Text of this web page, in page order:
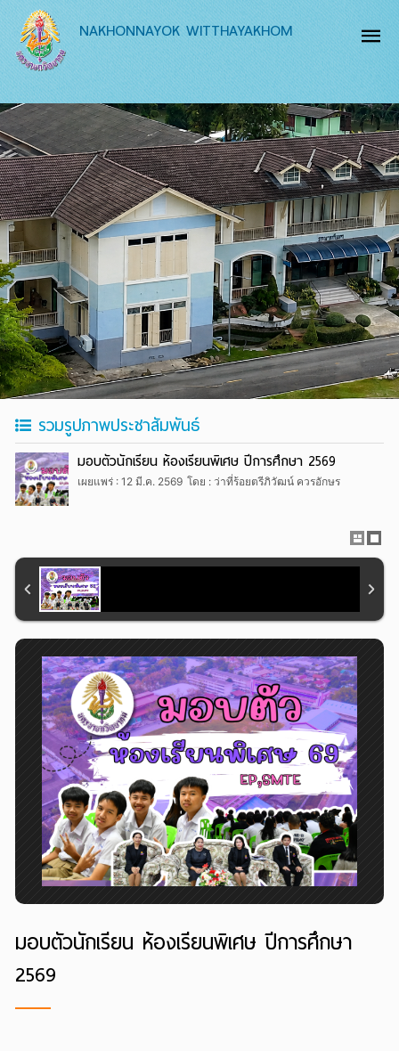
NAKHONNAYOK WITTHAYAKHOM
รวมรูปภาพประชาสัมพันธ์
มอบตัวนักเรียน ห้องเรียนพิเศษ ปีการศึกษา 2569
เผยแพร่ : 12 มี.ค. 2569 โดย : ว่าที่ร้อยตรีภิวัฒน์ ควรอักษร
มอบตัวนักเรียน ห้องเรียนพิเศษ ปีการศึกษา
2569